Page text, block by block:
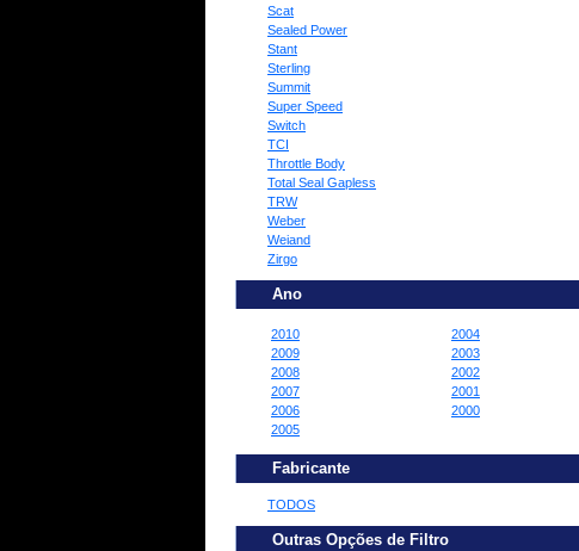
Scat
Sealed Power
Stant
Sterling
Summit
Super Speed
Switch
TCI
Throttle Body
Total Seal Gapless
TRW
Weber
Weiand
Zirgo
Ano
2010
2009
2008
2007
2006
2005
2004
2003
2002
2001
2000
Fabricante
TODOS
Outras Opções de Filtro